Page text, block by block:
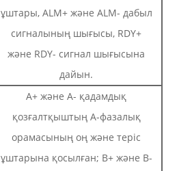
ұштары, ALM+ және ALM- дабыл
сигналының шығысы, RDY+
және RDY- сигнал шығысына
дайын.
A+ және A- қадамдық
қозғалтқыштың А-фазалық
орамасының оң және теріс
ұштарына қосылған; B+ және B-